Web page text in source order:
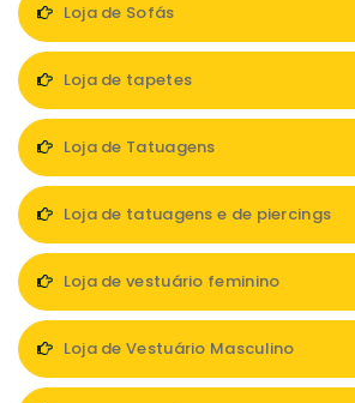
Loja de Sofás
Loja de tapetes
Loja de Tatuagens
Loja de tatuagens e de piercings
Loja de vestuário feminino
Loja de Vestuário Masculino